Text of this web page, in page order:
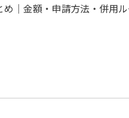
｜金額・申請方法・併用